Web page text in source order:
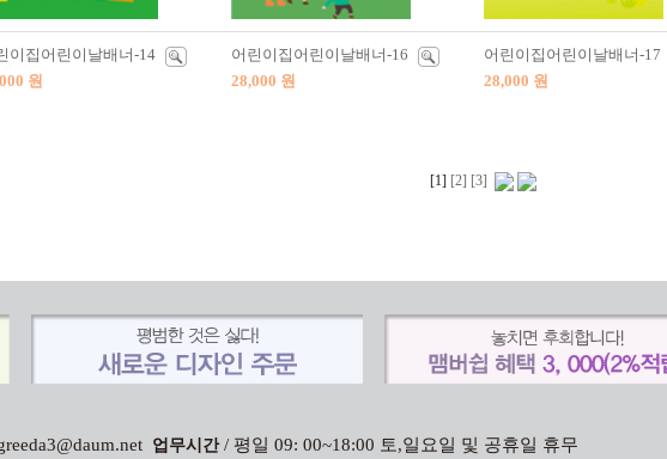
이집어린이날배너-14
원
어린이집어린이날배너-16
28,000 원
어린이집어린이날배너-17
28,000 원
[1] [2] [3]
업무시간/ 평일 09: 00~18:00 토,일요일 및 공휴일 휴무